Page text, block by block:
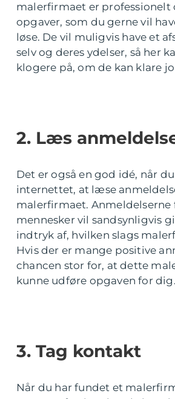
malerfirmaet er professionelt
opgaver, som du gerne vil
løse. De vil muligvis have et
selv og deres ydelser, så her
klogere på, om de kan klare
2. Læs
Det er også en god idé, når
internettet, at læse
malerfirmaet. Anmeldelserne
mennesker vil sandsynligvis
indtryk af, hvilken slags
Hvis der er mange positive
chancen stor for, at dette
kunne udføre opgaven for dig.
3. Tag kontakt
Når du har fundet et